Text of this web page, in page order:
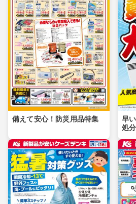
備えて安心！防災用品特集
早
処